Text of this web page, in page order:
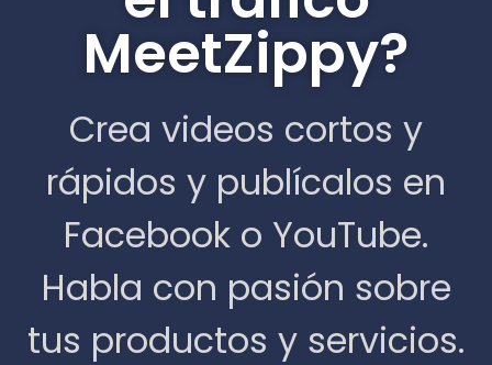
MeetZippy?
Crea videos cortos y
rápidos y publícalos en
Facebook o YouTube.
Habla con pasión sobre
tus productos y servicios.​